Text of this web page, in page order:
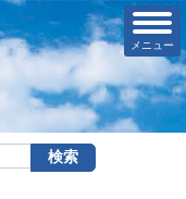
メニュー